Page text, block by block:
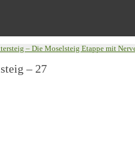
– Die Moselsteig Etappe mit
– 27